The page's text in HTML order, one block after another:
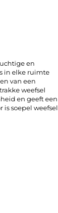
en
in elke ruimte
van een
weefsel
en geeft een
is soepel weefsel